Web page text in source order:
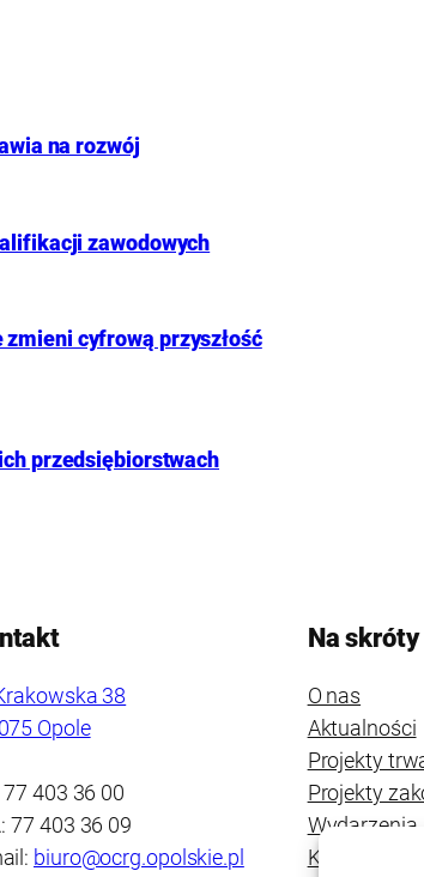
na rozwój
zawodowych
cyfrową przyszłość
przedsiębiorstwach
38
Opole
77 403 36 00
77 403 36 09
biuro@ocrg.opolskie.pl
Na skróty
O nas
Aktualności
Projekty
Projekty
Wydarzenia
Kontakt